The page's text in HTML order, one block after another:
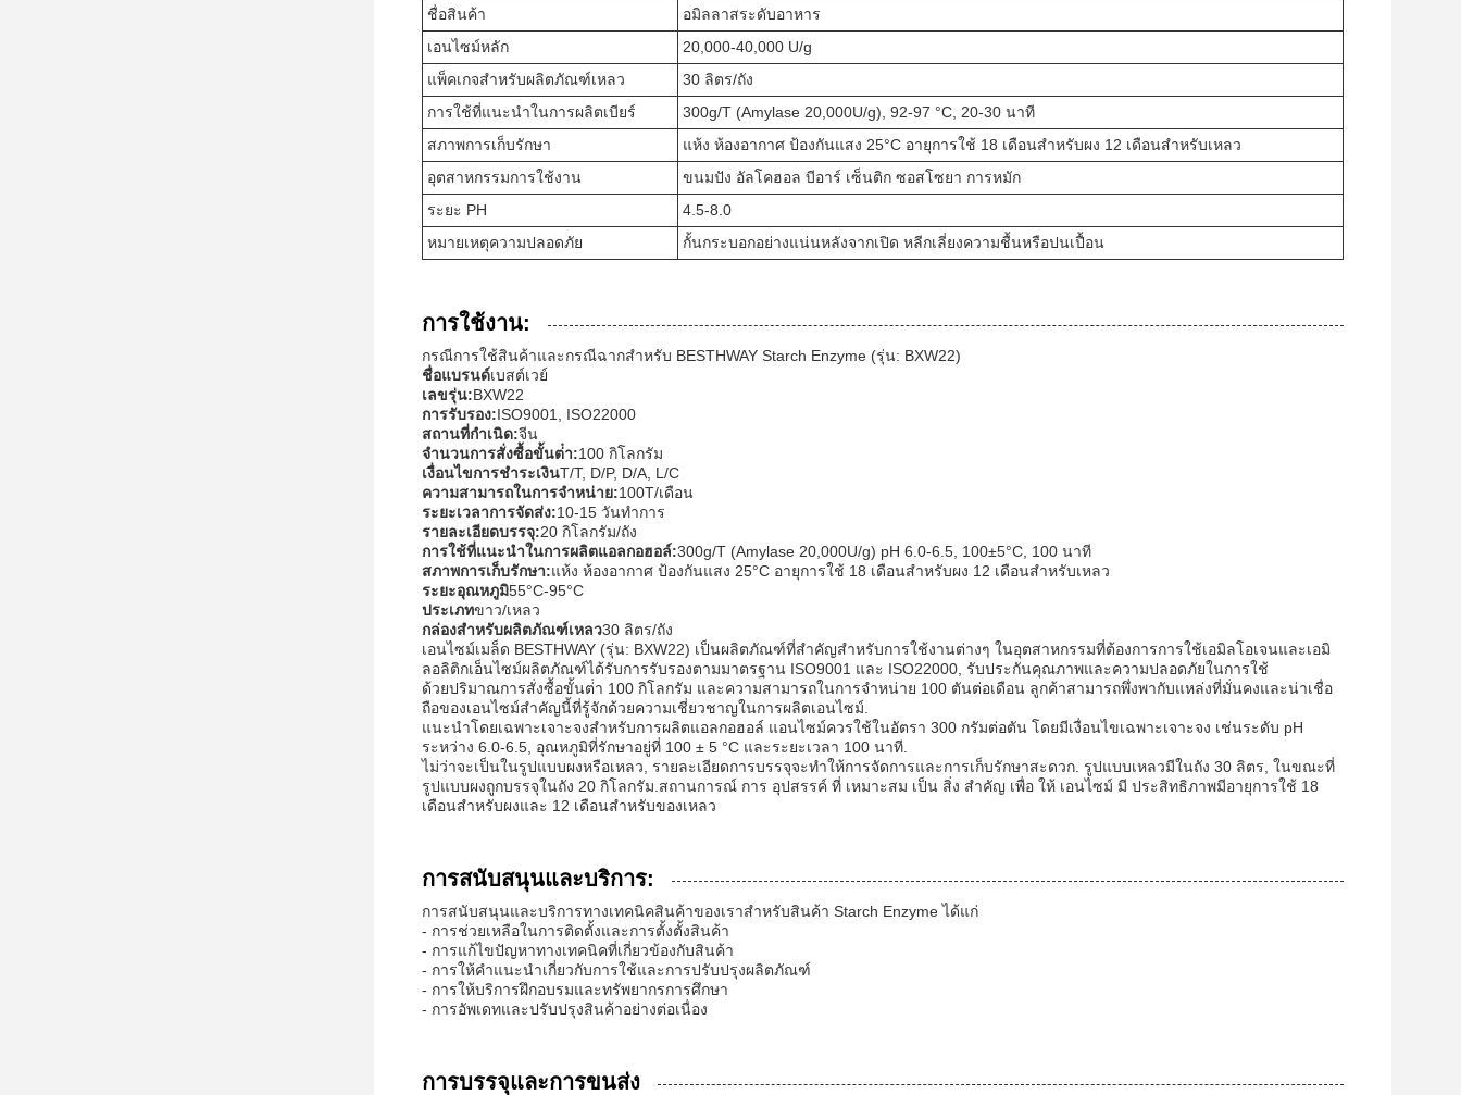
ชื่อสินค้า
อมิลลาสระดับอาหาร
เอนไซม์หลัก
20,000-40,000 U/g
แพ็คเกจสําหรับผลิตภัณฑ์เหลว
30 ลิตร/ถัง
การใช้ที่แนะนําในการผลิตเบียร์
300g/T (Amylase 20,000U/g), 92-97 °C, 20-30 นาที
สภาพการเก็บรักษา
แห้ง ห้องอากาศ ป้องกันแสง 25°C อายุการใช้ 18 เดือนสําหรับผง 12 เดือนสําหรับเหลว
อุตสาหกรรมการใช้งาน
ขนมปัง อัลโคฮอล บีอาร์ เซ็นติก ซอสโซยา การหมัก
ระยะ PH
4.5-8.0
หมายเหตุความปลอดภัย
กั้นกระบอกอย่างแน่นหลังจากเปิด หลีกเลี่ยงความชื้นหรือปนเปื้อน
การใช้งาน:
กรณีการใช้สินค้าและกรณีฉากสําหรับ BESTHWAY Starch Enzyme (รุ่น: BXW22)
ชื่อแบรนด์เบสต์เวย์
เลขรุ่น:BXW22
การรับรอง:ISO9001, ISO22000
สถานที่กําเนิด:จีน
จํานวนการสั่งซื้อขั้นต่ํา:100 กิโลกรัม
เงื่อนไขการชําระเงินT/T, D/P, D/A, L/C
ความสามารถในการจําหน่าย:100T/เดือน
ระยะเวลาการจัดส่ง:10-15 วันทําการ
รายละเอียดบรรจุ:20 กิโลกรัม/ถัง
การใช้ที่แนะนําในการผลิตแอลกอฮอล์:300g/T (Amylase 20,000U/g) pH 6.0-6.5, 100±5°C, 100 นาที
สภาพการเก็บรักษา:แห้ง ห้องอากาศ ป้องกันแสง 25°C อายุการใช้ 18 เดือนสําหรับผง 12 เดือนสําหรับเหลว
ระยะอุณหภูมิ55°C-95°C
ประเภทขาว/เหลว
กล่องสําหรับผลิตภัณฑ์เหลว30 ลิตร/ถัง
เอนไซม์เมล็ด BESTHWAY (รุ่น: BXW22) เป็นผลิตภัณฑ์ที่สําคัญสําหรับการใช้งานต่างๆ ในอุตสาหกรรมที่ต้องการการใช้เอมิลโอเจนและเอมิ
ลอลิติกเอ็นไซม์ผลิตภัณฑ์ได้รับการรับรองตามมาตรฐาน ISO9001 และ ISO22000, รับประกันคุณภาพและความปลอดภัยในการใช้
ด้วยปริมาณการสั่งซื้อขั้นต่ํา 100 กิโลกรัม และความสามารถในการจําหน่าย 100 ตันต่อเดือน ลูกค้าสามารถพึ่งพากับแหล่งที่มั่นคงและน่าเชื่อ
ถือของเอนไซม์สําคัญนี้ที่รู้จักด้วยความเชี่ยวชาญในการผลิตเอนไซม์.
แนะนําโดยเฉพาะเจาะจงสําหรับการผลิตแอลกอฮอล์ แอนไซม์ควรใช้ในอัตรา 300 กรัมต่อตัน โดยมีเงื่อนไขเฉพาะเจาะจง เช่นระดับ pH
ระหว่าง 6.0-6.5, อุณหภูมิที่รักษาอยู่ที่ 100 ± 5 °C และระยะเวลา 100 นาที.
ไม่ว่าจะเป็นในรูปแบบผงหรือเหลว, รายละเอียดการบรรจุจะทําให้การจัดการและการเก็บรักษาสะดวก. รูปแบบเหลวมีในถัง 30 ลิตร, ในขณะที่
รูปแบบผงถูกบรรจุในถัง 20 กิโลกรัม.สถานการณ์ การ อุปสรรค์ ที่ เหมาะสม เป็น สิ่ง สําคัญ เพื่อ ให้ เอนไซม์ มี ประสิทธิภาพมีอายุการใช้ 18
เดือนสําหรับผงและ 12 เดือนสําหรับของเหลว
การสนับสนุนและบริการ:
การสนับสนุนและบริการทางเทคนิคสินค้าของเราสําหรับสินค้า Starch Enzyme ได้แก่
- การช่วยเหลือในการติดตั้งและการตั้งตั้งสินค้า
- การแก้ไขปัญหาทางเทคนิคที่เกี่ยวข้องกับสินค้า
- การให้คําแนะนําเกี่ยวกับการใช้และการปรับปรุงผลิตภัณฑ์
- การให้บริการฝึกอบรมและทรัพยากรการศึกษา
- การอัพเดทและปรับปรุงสินค้าอย่างต่อเนื่อง
การบรรจุและการขนส่ง